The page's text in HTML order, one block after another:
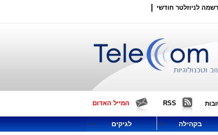
לניוזלטר חודשי
RSS המייל האדום
בקהילה לגיקים